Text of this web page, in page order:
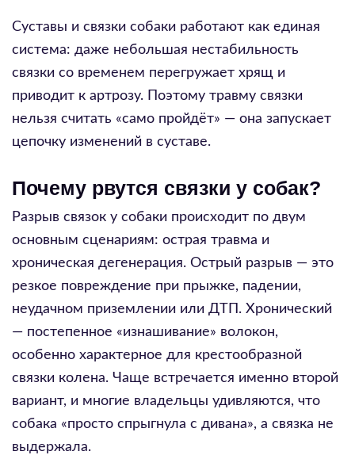
Суставы и связки собаки работают как единая
система: даже небольшая нестабильность
связки со временем перегружает хрящ и
приводит к артрозу. Поэтому травму связки
нельзя считать «само пройдёт» — она запускает
цепочку изменений в суставе.
Почему рвутся связки у собак?
Разрыв связок у собаки происходит по двум
основным сценариям: острая травма и
хроническая дегенерация. Острый разрыв — это
резкое повреждение при прыжке, падении,
неудачном приземлении или ДТП. Хронический
— постепенное «изнашивание» волокон,
особенно характерное для крестообразной
связки колена. Чаще встречается именно второй
вариант, и многие владельцы удивляются, что
собака «просто спрыгнула с дивана», а связка не
выдержала.